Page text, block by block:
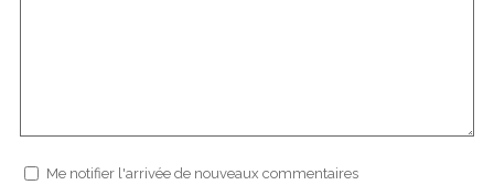
Me notifier l'arrivée de nouveaux commentaires